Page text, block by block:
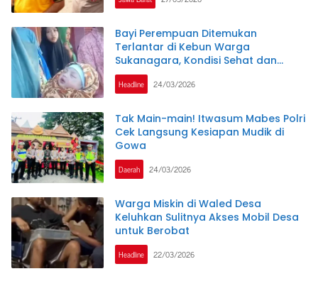
Bayi Perempuan Ditemukan
Terlantar di Kebun Warga
Sukanagara, Kondisi Sehat dan
Dalam Perawatan Medis
Headline 24/03/2026
Tak Main-main! Itwasum Mabes Polri
Cek Langsung Kesiapan Mudik di
Gowa
Daerah 24/03/2026
Warga Miskin di Waled Desa
Keluhkan Sulitnya Akses Mobil Desa
untuk Berobat
Headline 22/03/2026